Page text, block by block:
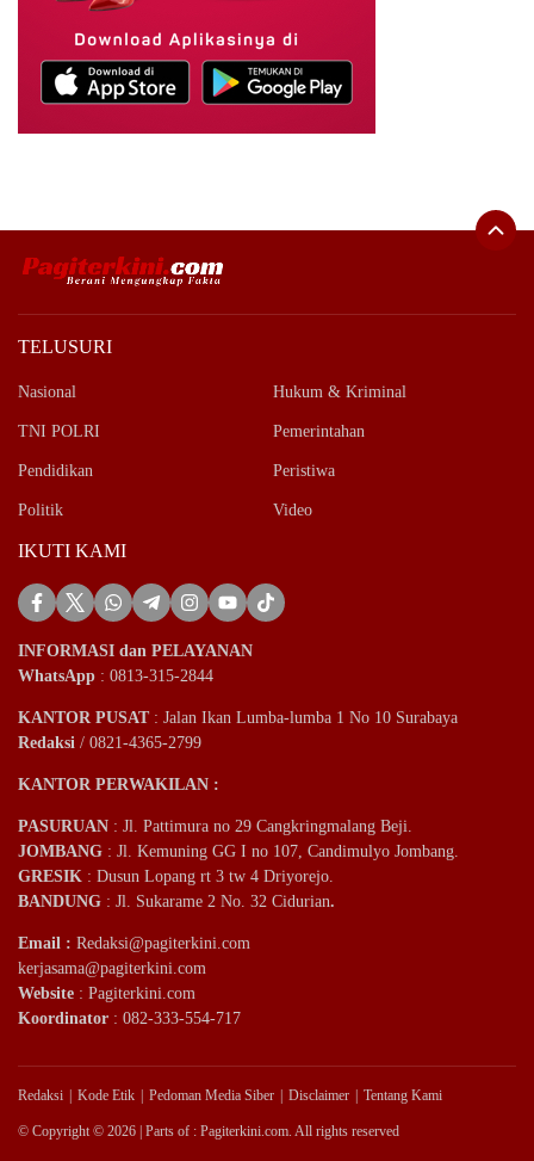
TELUSURI
Nasional Hukum & Kriminal
TNI POLRI Pemerintahan
Pendidikan Peristiwa
Politik Video
IKUTI KAMI
INFORMASI dan PELAYANAN
WhatsApp : 0813-315-2844
KANTOR PUSAT: Jalan Ikan Lumba-lumba 1 No 10 Surabaya
Redaksi / 0821-4365-2799
KANTOR PERWAKILAN :
PASURUAN : Jl. Pattimura no 29 Cangkringmalang Beji.
JOMBANG : Jl. Kemuning GG I no 107, Candimulyo Jombang.
GRESIK : Dusun Lopang rt 3 tw 4 Driyorejo.
BANDUNG : Jl. Sukarame 2 No. 32 Cidurian.
Email : Redaksi@pagiterkini.com
kerjasama@pagiterkini.com
Website : Pagiterkini.com
Koordinator : 082-333-554-717
Redaksi Kode Etik Pedoman Media Siber Disclaimer Tentang Kami
© Copyright © 2026 | Parts of : Pagiterkini.com. All rights reserved